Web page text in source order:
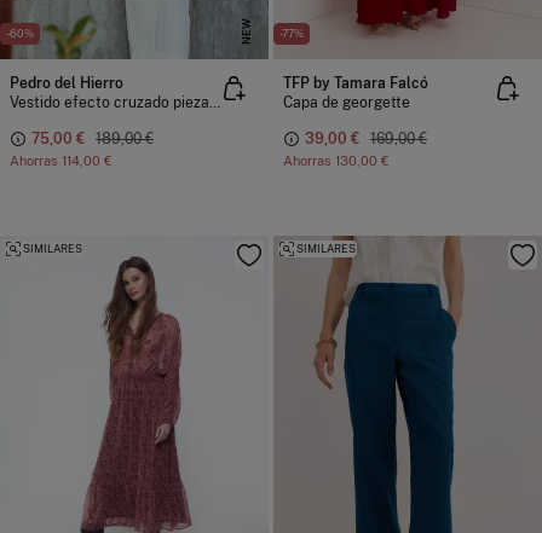
-60% NEW
Pedro del Hierro
Vestido efecto cruzado pieza dorada
75,00 € 189,00 €
Ahorras 114,00 €
-77%
TFP by Tamara Falcó
Capa de georgette
39,00 € 169,00 €
Ahorras 130,00 €
SIMILARES SIMILARES